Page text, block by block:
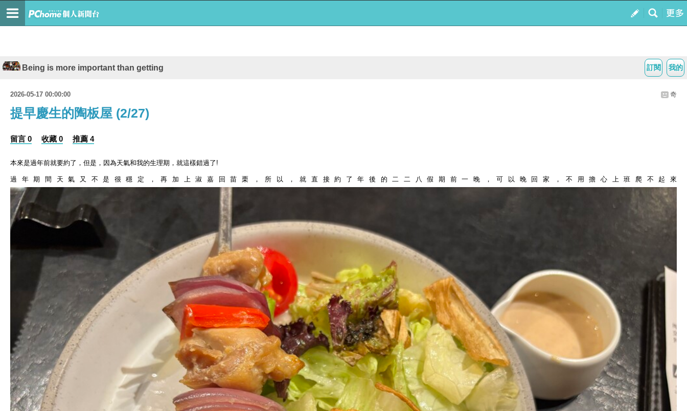
我的
訂閱
Being is more important than getting
2026-05-17 00:00:00 奇
提早慶生的陶板屋 (2/27)
留言 0 收藏 0 推薦 4
本來是過年前就要約了，但是，因為天氣和我的生理期，就這樣錯過了 !
過年期間天氣又不是很穩定，再加上淑嘉回苗栗，所以，就直接約了年後的二二八假期前一晚，可以晚回家，不用擔心上班爬不起來